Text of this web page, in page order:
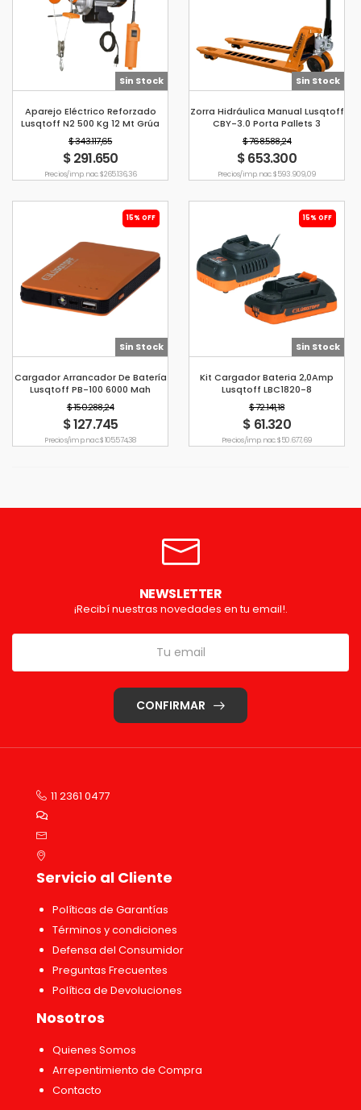
Sin Stock
Aparejo Eléctrico Reforzado
Lusqtoff N2 500 Kg 12 Mt Grúa
$ 343.117,65
$ 291.650
Precio s/imp. nac. $ 265.136,36
Sin Stock
Zorra Hidráulica Manual Lusqtoff
CBY-3.0 Porta Pallets 3
Toneladas
$ 768.588,24
$ 653.300
Precio s/imp. nac. $ 593.909,09
15% OFF
Sin Stock
Cargador Arrancador De Batería
Lusqtoff PB-100 6000 Mah
$ 150.288,24
$ 127.745
Precio s/imp. nac. $ 105.574,38
15% OFF
Sin Stock
Kit Cargador Bateria 2,0Amp
Lusqtoff LBC1820-8
$ 72.141,18
$ 61.320
Precio s/imp. nac. $ 50.677,69
NEWSLETTER
¡Recibí nuestras novedades en tu email!.
CONFIRMAR
11 2361 0477
Servicio al Cliente
Políticas de Garantías
Términos y condiciones
Defensa del Consumidor
Preguntas Frecuentes
Política de Devoluciones
Nosotros
Quienes Somos
Arrepentimiento de Compra
Contacto